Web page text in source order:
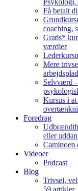
Psykologi,
Få betalt
coaching,
Gratis*
værdier
Mere
Selvværd
Kursus i
Foredrag
eller
Caminoen
Videoer
Podcast
Blog
Trivsel,
59 artikler